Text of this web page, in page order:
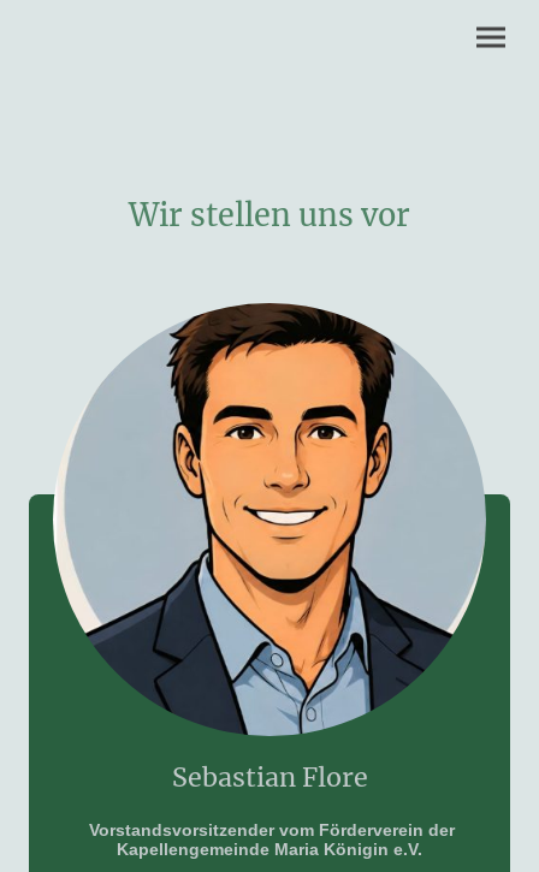
Wir stellen uns vor
Sebastian Flore
Vorstandsvorsitzender vom Förderverein der
Kapellengemeinde Maria Königin e.V.